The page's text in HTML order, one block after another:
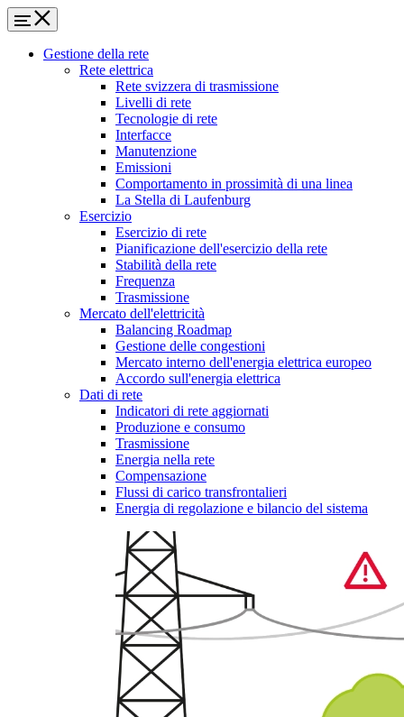
Gestione della rete
Rete elettrica
Rete svizzera di trasmissione
Livelli di rete
Tecnologie di rete
Interfacce
Manutenzione
Emissioni
Comportamento in prossimità di una linea
La Stella di Laufenburg
Esercizio
Esercizio di rete
Pianificazione dell'esercizio della rete
Stabilità della rete
Frequenza
Trasmissione
Mercato dell'elettricità
Balancing Roadmap
Gestione delle congestioni
Mercato interno dell'energia elettrica europeo
Accordo sull'energia elettrica
Dati di rete
Indicatori di rete aggiornati
Produzione e consumo
Trasmissione
Energia nella rete
Compensazione
Flussi di carico transfrontalieri
Energia di regolazione e bilancio del sistema